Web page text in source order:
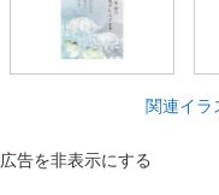
関連イラ
広告を非表示にする